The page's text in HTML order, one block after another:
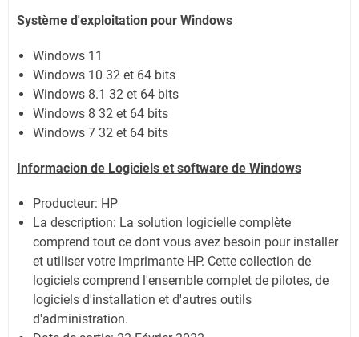
Système d'exploitation pour Windows
Windows 11
Windows 10 32 et 64 bits
Windows 8.1 32 et 64 bits
Windows 8 32 et 64 bits
Windows 7 32 et 64 bits
Informacion de Logiciels et software de Windows
Producteur: HP
La description: La solution logicielle complète
comprend tout ce dont vous avez besoin pour installer
et utiliser votre imprimante HP. Cette collection de
logiciels comprend l'ensemble complet de pilotes, de
logiciels d'installation et d'autres outils
d'administration.